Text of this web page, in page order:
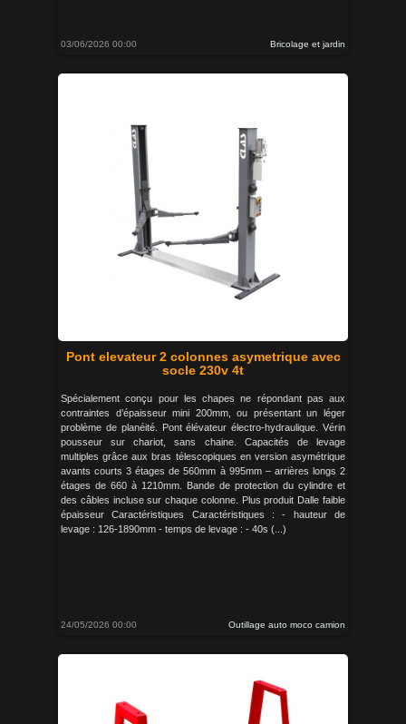
03/06/2026 00:00 Bricolage et jardin
Pont elevateur 2 colonnes asymetrique avec
socle 230v 4t
Spécialement conçu pour les chapes ne répondant pas aux
contraintes d’épaisseur mini 200mm, ou présentant un léger
problème de planéité. Pont élévateur électro-hydraulique. Vérin
pousseur sur chariot, sans chaine. Capacités de levage
multiples grâce aux bras télescopiques en version asymétrique
avants courts 3 étages de 560mm à 995mm – arrières longs 2
étages de 660 à 1210mm. Bande de protection du cylindre et
des câbles incluse sur chaque colonne. Plus produit Dalle faible
épaisseur Caractéristiques Caractéristiques : - hauteur de
levage : 126-1890mm - temps de levage : - 40s (...)
24/05/2026 00:00 Outillage auto moco camion